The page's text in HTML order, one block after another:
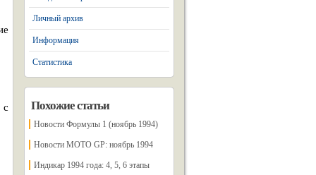
с
Личный архив
Информация
Статистика
Похожие статьи
Новости Формулы 1 (ноябрь 1994)
Новости МОТО GP: ноябрь 1994
Индикар 1994 года: 4, 5, 6 этапы